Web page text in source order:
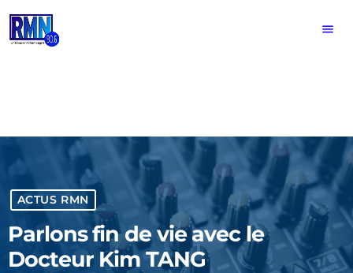
menu
ACTUS RMN
Parlons fin de vie avec le
Docteur Kim TANG